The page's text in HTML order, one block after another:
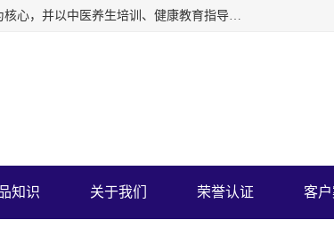
深圳运康达华科技有限公司以从事中多功能治疗仪的开发研制、生产制造、销售服务为核心，并以中医养生培训、健康教育指导为依托、秉承弘扬民族中医药、造福人类健康的精神理念，以祖国的医学名著《黄帝内经》为理论基础，结合现代医疗、保健养生等，创立了中药提速疗法，开辟了一条新的治疗途径。
知识 关于我们 荣誉认证 客户